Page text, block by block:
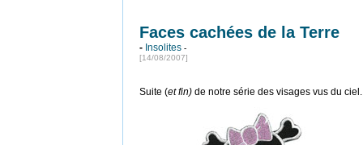
Faces cachées de la Terre
- Insolites -
[14/08/2007]
Suite (et fin) de notre série des visages vus du ciel.